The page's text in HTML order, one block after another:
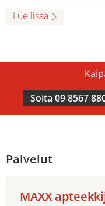
Lue lisää
Soita 09 8567
Palvelut
MAXX